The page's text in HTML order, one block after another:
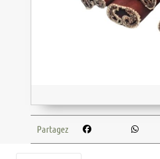
Partagez